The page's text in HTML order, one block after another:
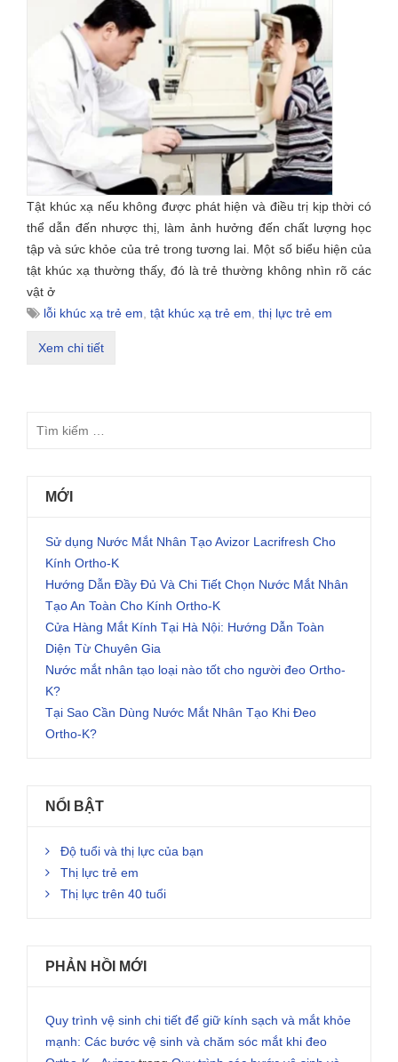
Tật khúc xạ nếu không được phát hiện và điều trị kịp thời có
thể dẫn đến nhược thị, làm ảnh hưởng đến chất lượng học
tập và sức khỏe của trẻ trong tương lai. Một số biểu hiện của
tật khúc xạ thường thấy, đó là trẻ thường không nhìn rõ các
vật ở
lỗi khúc xạ trẻ em tật khúc xạ trẻ em thị lực trẻ em
Xem chi tiết
MỚI
Sử dụng Nước Mắt Nhân Tạo Avizor Lacrifresh Cho
Kính Ortho-K
Hướng Dẫn Đầy Đủ Và Chi Tiết Chọn Nước Mắt Nhân
Tạo An Toàn Cho Kính Ortho-K
Cửa Hàng Mắt Kính Tại Hà Nội: Hướng Dẫn Toàn
Diện Từ Chuyên Gia
Nước mắt nhân tạo loại nào tốt cho người đeo Ortho-
K?
Tại Sao Cần Dùng Nước Mắt Nhân Tạo Khi Đeo
Ortho-K?
NỔI BẬT
Độ tuổi và thị lực của bạn
Thị lực trẻ em
Thị lực trên 40 tuổi
PHẢN HỒI MỚI
Quy trình vệ sinh chi tiết để giữ kính sạch và mắt khỏe
mạnh: Các bước vệ sinh và chăm sóc mắt khi đeo